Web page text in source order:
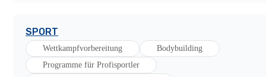
SPORT
Wettkampfvorbereitung
Bodybuilding
Programme für Profisportler